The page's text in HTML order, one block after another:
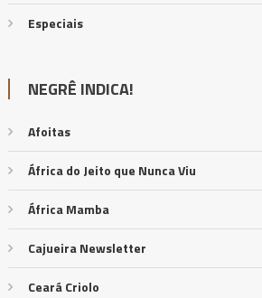
Especiais
NEGRÊ INDICA!
Afoitas
África do Jeito que Nunca Viu
África Mamba
Cajueira Newsletter
Ceará Criolo